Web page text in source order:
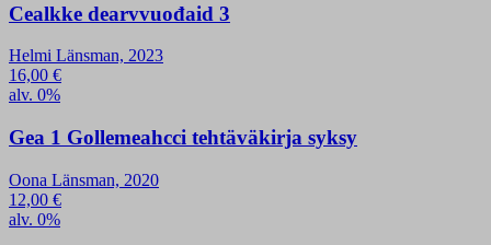
Cealkke dearvvuođaid 3
Helmi Länsman, 2023
16,00 €
alv. 0%
Gea 1 Gollemeahcci tehtäväkirja syksy
Oona Länsman, 2020
12,00 €
alv. 0%